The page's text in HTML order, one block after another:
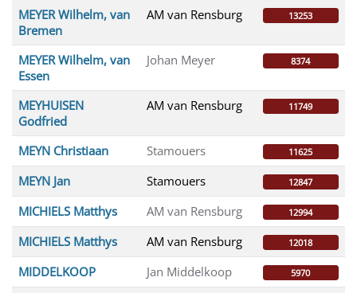
MEYER Wilhelm, van
Bremen
AM van Rensburg 13253
MEYER Wilhelm, van
Essen
Johan Meyer 8374
MEYHUISEN
Godfried
AM van Rensburg 11749
MEYN Christiaan Stamouers 11625
MEYN Jan Stamouers 12847
MICHIELS Matthys AM van Rensburg 12994
MICHIELS Matthys AM van Rensburg 12018
MIDDELKOOP Jan Middelkoop 5970